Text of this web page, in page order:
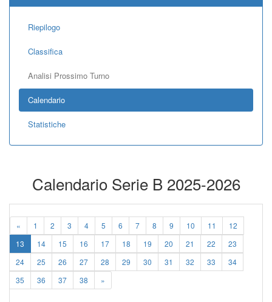
Riepilogo
Classifica
Analisi Prossimo Turno
Calendario
Statistiche
Calendario Serie B 2025-2026
« 1 2 3 4 5 6 7 8 9 10 11
12
13
14 15 16 17 18 19 20 21 22
23
24
25 26 27 28 29 30 31 32 33
34
35
36 37 38 »